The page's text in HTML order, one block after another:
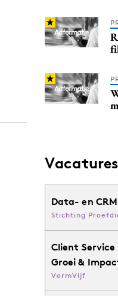
Vacatures
Data- en
Stichting
Client
Groei &
VormVijf